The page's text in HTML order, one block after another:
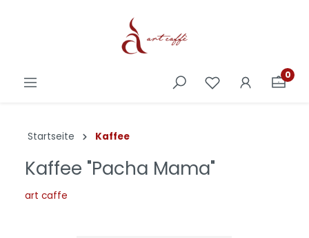
0
Startseite Kaffee
Kaffee "Pacha Mama"
art caffe